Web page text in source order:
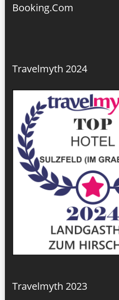
Booking.Com
Travelmyth 2024
Travelmyth 2023